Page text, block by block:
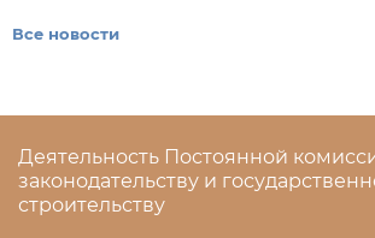
Все новости
Деятельность Постоянной
законодательству и
строительству